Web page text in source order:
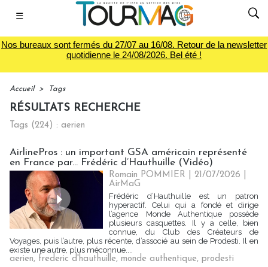
☰
Nos bureaux sont fermés du 27/07 au 16/08. Retour de la newsletter
quotidienne le 24/08/2026. Bel été !
Accueil > Tags
RÉSULTATS RECHERCHE
Tags (224) : aerien
AirlinePros : un important GSA américain représenté
en France par... Frédéric d’Hauthuille (Vidéo)
Romain POMMIER | 21/07/2026
AirMaG
Frédéric d’Hauthuille est un patron
hyperactif. Celui qui a fondé et dirige
l’agence Monde Authentique possède
plusieurs casquettes. Il y a celle, bien
connue, du Club des Créateurs de
Voyages, puis l’autre, plus récente, d’associé au sein de Prodesti. Il en
existe une autre, plus méconnue....
aerien, frederic d'hauthuille, monde authentique, prodesti